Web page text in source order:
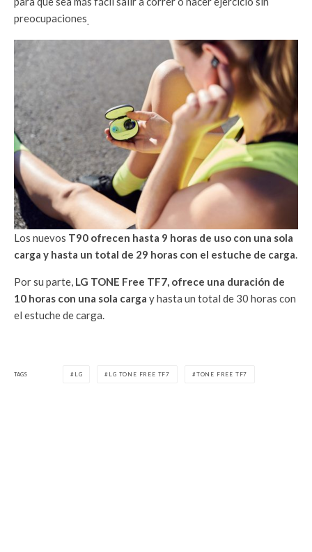
preocupaciones.
Los nuevos T90 ofrecen hasta 9 horas de uso con una sola
carga y hasta un total de 29 horas con el estuche de carga.
Por su parte, LG TONE Free TF7, ofrece una duración de
10 horas con una sola carga y hasta un total de 30 horas con
el estuche de carga.
TAGS LG LG TONE FREE TF7 TONE FREE TF7